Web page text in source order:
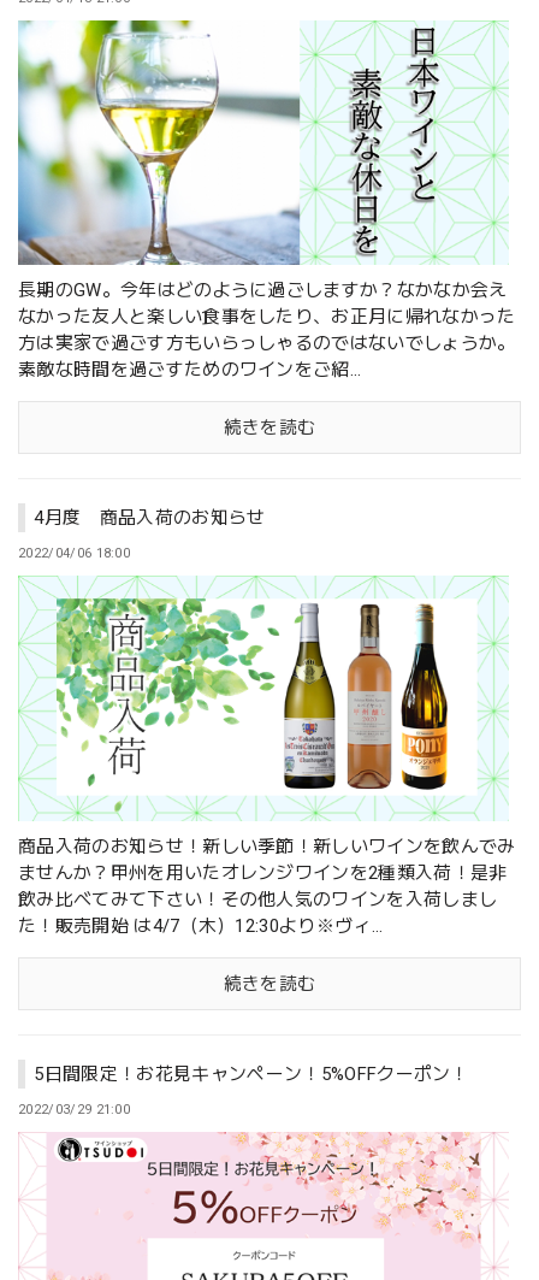
長期のGW。今年はどのように過ごしますか？なかなか会え
なかった友人と楽しい食事をしたり、お正月に帰れなかった
方は実家で過ごす方もいらっしゃるのではないでしょうか。
素敵な時間を過ごすためのワインをご紹...
続きを読む
4月度 商品入荷のお知らせ
2022/04/06 18:00
商品入荷のお知らせ！新しい季節！新しいワインを飲んでみ
ませんか？甲州を用いたオレンジワインを2種類入荷！是非
飲み比べてみて下さい！その他人気のワインを入荷しまし
た！販売開始 は4/7（木）12:30より※ヴィ...
続きを読む
5日間限定！お花見キャンペーン！5%OFFクーポン！
2022/03/29 21:00